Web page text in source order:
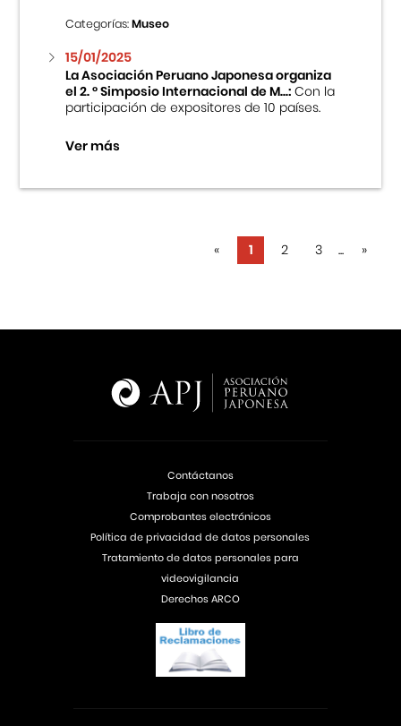
Categorías:Museo
15/01/2025
La Asociación Peruano Japonesa organiza
el 2. ° Simposio Internacional de M...:Con la
participación de expositores de 10 países.
Ver más
« 1 2 3 ... »
Contáctanos
Trabaja con nosotros
Comprobantes electrónicos
Política de privacidad de datos personales
Tratamiento de datos personales para
videovigilancia
Derechos ARCO